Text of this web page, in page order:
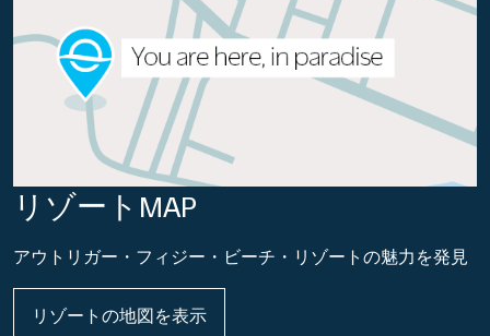
リゾートMAP
アウトリガー・フィジー・ビーチ・リゾートの魅力を発見
リゾートの地図を表示